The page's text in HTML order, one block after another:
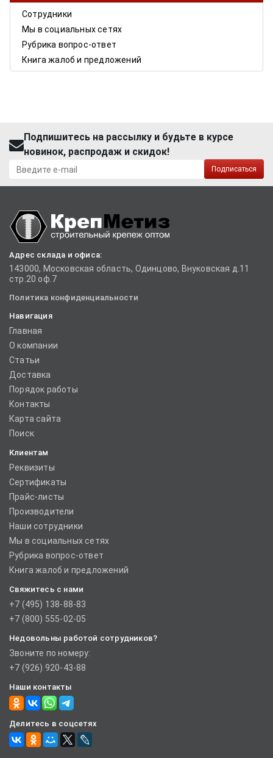
Сотрудники
Мы в социальных сетях
Рубрика вопрос-ответ
Книга жалоб и предложений
Подпишитесь на рассылку и будьте в курсе
новинок, распродаж и скидок!
Подписаться
Адрес склада и офиса:
143000, Московская область, Одинцово, Внуковская д.11
стр.20 оф.7
Политика конфиденциальности
Навигация
Главная
О компании
Статьи
Доставка
Порядок работы
Контакты
Карта сайта
Поиск
Клиентам
Реквизиты
Сертификаты
Прайс-листы
Производители
Наши сотрудники
Мы в социальных сетях
Рубрика вопрос-ответ
Книга жалоб и предложений
Свяжитесь с нами
+7 (495) 138-88-83
+7 (800) 555-02-05
Недовольны работой сотрудников?
Звоните по номеру:
+7 (926) 920-43-88
Наши контакты
Делитесь в соцсетях